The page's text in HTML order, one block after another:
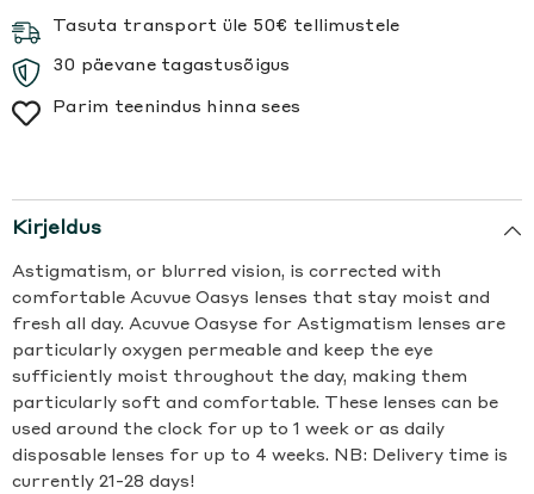
Tasuta transport üle 50€ tellimustele
30 päevane tagastusõigus
Parim teenindus hinna sees
Kirjeldus
Astigmatism, or blurred vision, is corrected with
comfortable Acuvue Oasys lenses that stay moist and
fresh all day. Acuvue Oasyse for Astigmatism lenses are
particularly oxygen permeable and keep the eye
sufficiently moist throughout the day, making them
particularly soft and comfortable. These lenses can be
used around the clock for up to 1 week or as daily
disposable lenses for up to 4 weeks. NB: Delivery time is
currently 21-28 days!